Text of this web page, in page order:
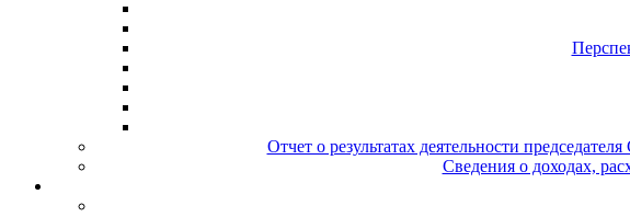
Отчет о результатах деятельности
Сведения о доходах,